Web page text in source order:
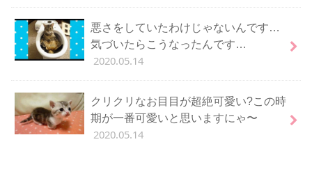
悪さをしていたわけじゃないんです…
気づいたらこうなったんです…
2020.05.14
クリクリなお目目が超絶可愛い?この時
期が一番可愛いと思いますにゃ〜
2020.05.14